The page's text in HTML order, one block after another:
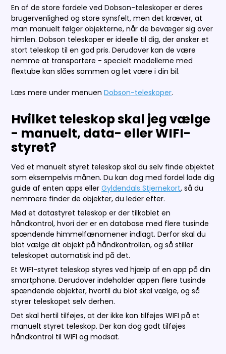
En af de store fordele ved Dobson-teleskoper er deres
brugervenlighed og store synsfelt, men det kræver, at
man manuelt følger objekterne, når de bevæger sig over
himlen.Dobson teleskoper er ideelle til dig, der ønsker et
stort teleskop til en god pris. Derudover kan de være
nemme at transportere - specielt modellerne med
flextube kan slåes sammen og let være i din bil.
Læs mere under menuenDobson-teleskoper.
Hvilket teleskop skal jeg vælge
- manuelt, data- eller WIFI-
styret?
Ved et manuelt styret teleskop skal du selv finde objektet
som eksempelvis månen. Du kan dog med fordel lade dig
guide af enten apps ellerGyldendals Stjernekort, så du
nemmere finder de objekter, du leder efter.
Med et datastyret teleskop er der tilkoblet en
håndkontrol, hvori der er en database med flere tusinde
spændende himmelfænomener indlagt. Derfor skal du
blot vælge dit objekt på håndkontrollen, og så stiller
teleskopet automatisk ind på det.
Et WIFI-styret teleskop styres ved hjælp af en app på din
smartphone. Derudover indeholder appen flere tusinde
spændende objekter, hvortil du blot skal vælge, og så
styrer teleskopet selv derhen.
Det skal hertil tilføjes, at der ikke kan tilføjes WIFI på et
manuelt styret teleskop. Der kan dog godt tilføjes
håndkontrol til WIFI og modsat.